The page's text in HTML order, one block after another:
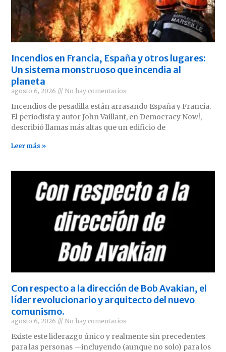
Incendios en Francia, España y otros lugares:
Un sistema monstruoso que incendia al
planeta
agosto 6, 2026 No hay comentarios
Incendios de pesadilla están arrasando España y Francia.
El periodista y autor John Vaillant, en Democracy Now!,
describió llamas más altas que un edificio de
Leer más »
Con respecto a la dirección de Bob Avakian, el
líder revolucionario y arquitecto del nuevo
comunismo.
agosto 6, 2026 No hay comentarios
Existe este liderazgo único y realmente sin precedentes
para las personas —incluyendo (aunque no solo) para los